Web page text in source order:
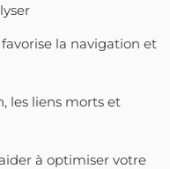
la navigation et
les liens morts et
à optimiser votre